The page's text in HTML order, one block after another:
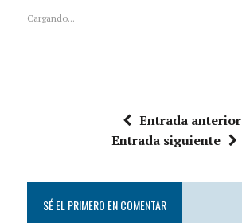
Cargando...
Entrada anterior
Entrada siguiente
SÉ EL PRIMERO EN COMENTAR